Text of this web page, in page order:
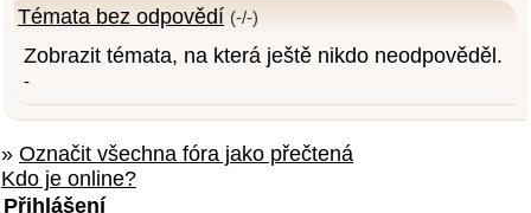
Témata bez odpovědí (-/-)
Zobrazit témata, na která ještě nikdo neodpověděl.
-
» Označit všechna fóra jako přečtená
Kdo je online?
Přihlášení